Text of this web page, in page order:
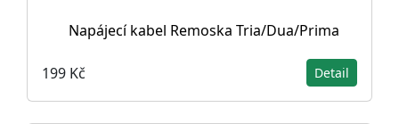
Napájecí kabel Remoska Tria/Dua/Prima
199 Kč Detail